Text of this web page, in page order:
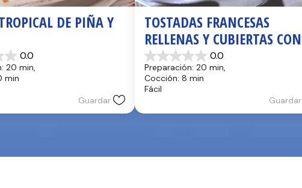
DE PIÑA Y
0.0
20 min,
min
Guardar
TOSTADAS FRANCESAS
RELLENAS Y CUBIERTAS CON
FRESAS FRESCAS
0.0
0.0
de
5
estrellas.
Preparación: 20 min,
Cocción: 8 min
Fácil
Guardar